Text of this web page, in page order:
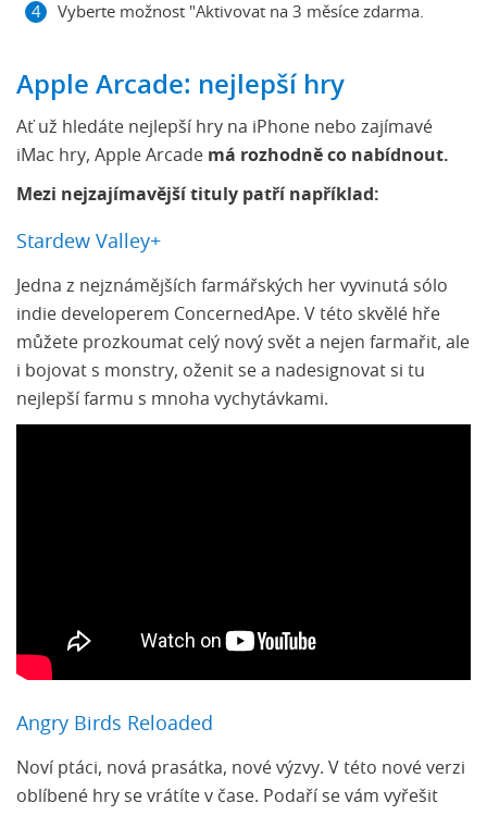
Vyberte možnost "Aktivovat na 3 měsíce zdarma.
Apple Arcade: nejlepší hry
Ať už hledáte nejlepší hry na iPhone nebo zajímavé
iMac hry, Apple Arcade má rozhodně co nabídnout.
Mezi nejzajímavější tituly patří například:
Stardew Valley+
Jedna z nejznámějších farmářských her vyvinutá sólo
indie developerem ConcernedApe. V této skvělé hře
můžete prozkoumat celý nový svět a nejen farmařit, ale
i bojovat s monstry, oženit se a nadesignovat si tu
nejlepší farmu s mnoha vychytávkami.
Angry Birds Reloaded
Noví ptáci, nová prasátka, nové výzvy. V této nové verzi
oblíbené hry se vrátíte v čase. Podaří se vám vyřešit